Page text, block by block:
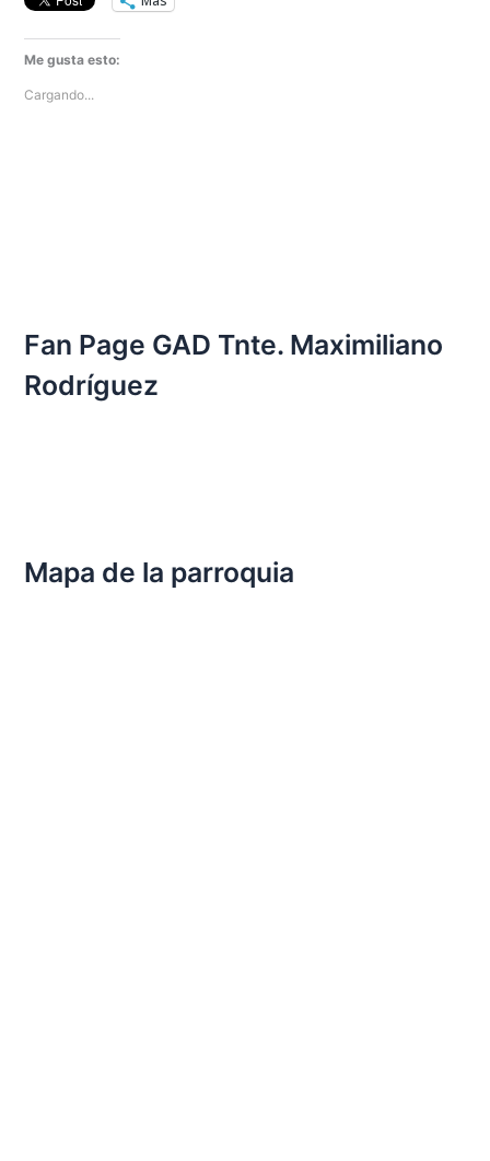
Me gusta esto:
Cargando...
Fan Page GAD Tnte. Maximiliano
Rodríguez
Mapa de la parroquia